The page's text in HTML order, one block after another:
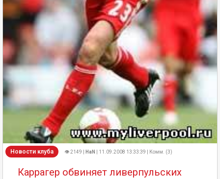
Новости клуба 👁 2149 | HaN | 11.09.2008 13:33:39 | Комм. (3)
Каррагер обвиняет ливерпульских